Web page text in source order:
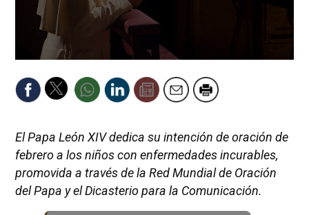
El Papa León XIV dedica su intención de oración de
febrero a los niños con enfermedades incurables,
promovida a través de la Red Mundial de Oración
del Papa y el Dicasterio para la Comunicación.